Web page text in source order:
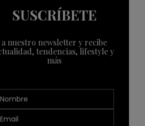
SUSCRÍBETE
a nuestro newsletter y recibe
tendencias, lifestyle y
más